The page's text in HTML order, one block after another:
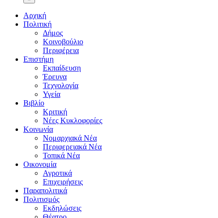
Αρχική
Πολιτική
Δήμος
Κοινοβούλιο
Περιφέρεια
Επιστήμη
Εκπαίδευση
Έρευνα
Τεχνολογία
Υγεία
Βιβλίο
Κριτική
Νέες Κυκλοφορίες
Κοινωνία
Νομαρχιακά Νέα
Περιφερειακά Νέα
Τοπικά Νέα
Οικονομία
Αγροτικά
Επιχειρήσεις
Παραπολιτικά
Πολιτισμός
Εκδηλώσεις